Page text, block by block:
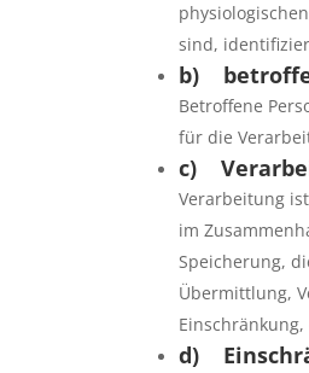
sind,
b)
Betroffene
für die
c)
Verarbeitung
im
Speicherung,
Übermittlung,
d)